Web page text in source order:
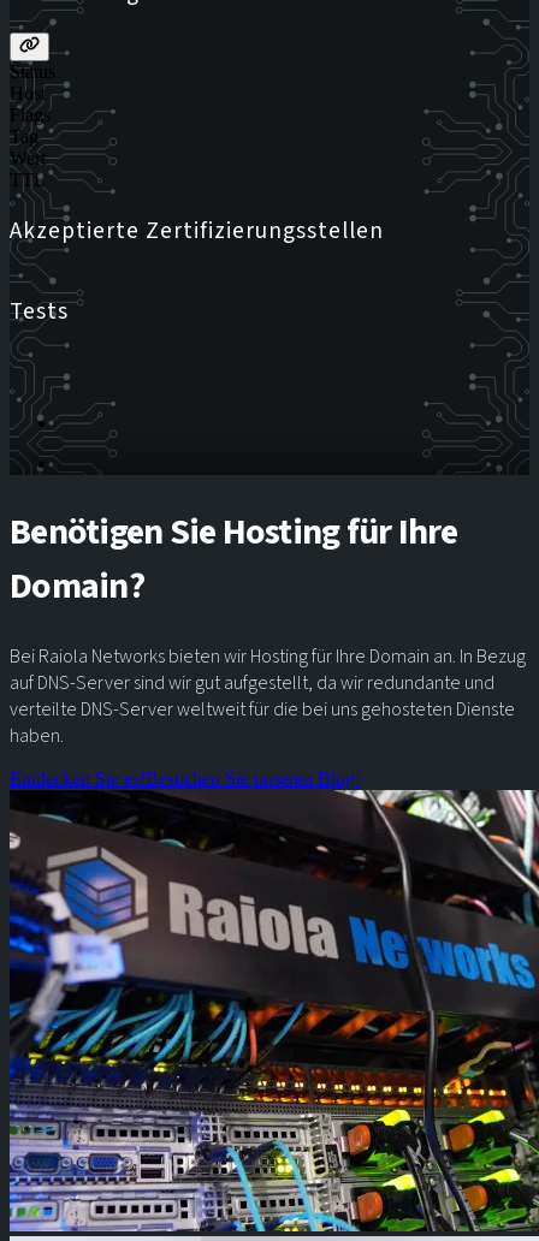
Status
Host
Flags
Tag
Wert
TTL
Akzeptierte Zertifizierungsstellen
Tests
Benötigen Sie Hosting für Ihre
Domain?
Bei Raiola Networks bieten wir Hosting für Ihre Domain an. In Bezug
auf DNS-Server sind wir gut aufgestellt, da wir redundante und
verteilte DNS-Server weltweit für die bei uns gehosteten Dienste
haben.
Entdecken Sie es!Besuchen Sie unseren Blog!